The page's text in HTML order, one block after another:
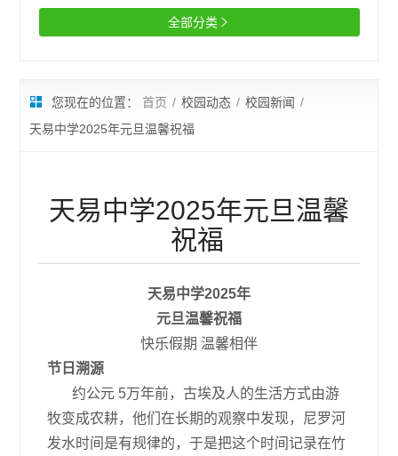
全部分类 
您现在的位置： 首页 / 校园动态 / 校园新闻 /
天易中学2025年元旦温馨祝福
天易中学2025年元旦温馨
祝福
天易中学2025年
元旦温馨祝福
快乐假期 温馨相伴
节日溯源
约公元 5万年前，古埃及人的生活方式由游
牧变成农耕，他们在长期的观察中发现，尼罗河
发水时间是有规律的，于是把这个时间记录在竹